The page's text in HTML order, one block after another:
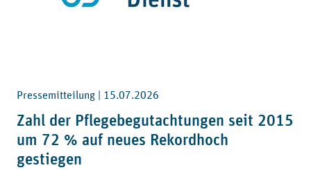
Pressemitteilung | 15.07.2026
Zahl der Pflegebegutachtungen seit 2015
um 72 % auf neues Rekordhoch
gestiegen